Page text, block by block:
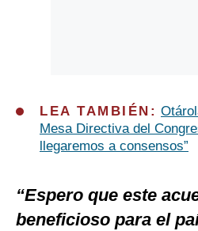
LEA TAMBIÉN:
Mesa Directiva del
llegaremos a consensos”
“Espero que este
beneficioso para el